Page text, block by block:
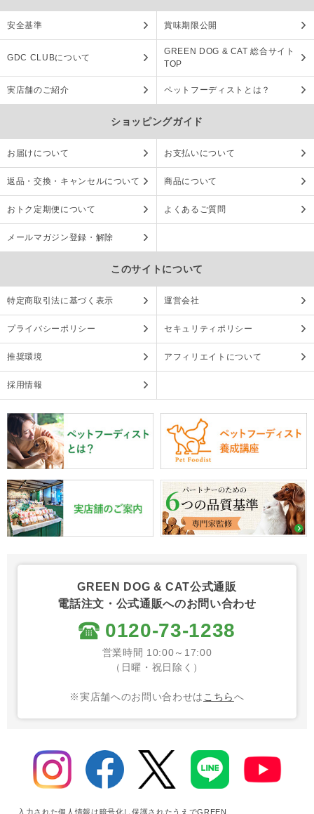
安全基準 賞味期限公開
GDC CLUBについて
GREEN DOG & CAT 総合サイト
TOP
実店舗のご紹介 ペットフーディストとは？
ショッピングガイド
お届けについて お支払いについて
返品・交換・キャンセルについて 商品について
おトク定期便について よくあるご質問
メールマガジン登録・解除
このサイトについて
特定商取引法に基づく表示 運営会社
プライバシーポリシー セキュリティポリシー
推奨環境 アフィリエイトについて
採用情報
GREEN DOG & CAT公式通販
電話注文・公式通販へのお問い合わせ
0120-73-1238
営業時間 10:00～17:00
（日曜・祝日除く）
※実店舗へのお問い合わせは こちらへ
入力された個人情報は暗号化し保護されたうえでGREEN